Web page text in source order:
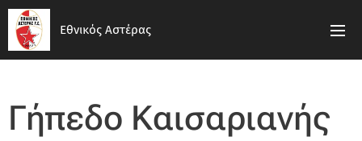
Εθνικός Αστέρας
Γήπεδο Καισαριανής